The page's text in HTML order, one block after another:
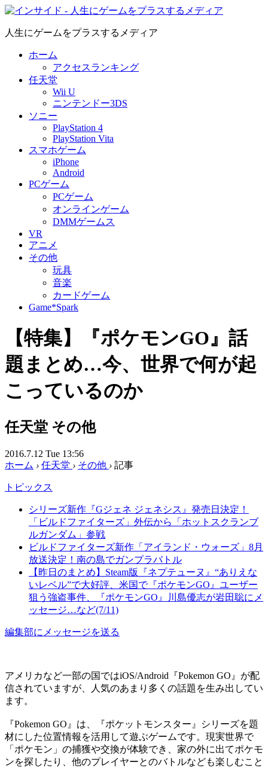
人生にゲームをプラスするメディア
ホーム
アクセスランキング
任天堂
Wii U
ニンテンドー3DS
ソニー
PlayStation 4
PlayStation Vita
スマホゲーム
iPhone
Android
PCゲーム
PCゲーム
オンラインゲーム
DMMゲームス
VR
アニメ
その他
玩具
音楽
カードゲーム
Game*Spark
【特集】『ポケモンGO』話
題まとめ…今、世界で何が起
こっているのか
任天堂 その他
2016.7.12 Tue 13:56
ホーム › 任天堂 › その他 › 記事
トピックス
シリーズ新作『Gジェネ ジェネシス』発売日決定！
「ビルドファイターズ」外伝から「ホットスクランブ
ルガンダム」参戦
ビルドファイターズ新作「アイランド・ウォーズ」8月
放送決定！南の島でガンプラバトル
【昨日のまとめ】Steam版『ネプテューヌ』“ありえな
いレベル”で大好評、米国で『ポケモンGO』ユーザー
狙う強盗事件、『ポケモンGO』川島優志が岩田聡にメ
ッセージ…など(7/11)
編集部にメッセージを送る
アメリカなど一部の国ではiOS/Android『Pokemon GO』が配
信されていますが、人気のあまり多くの話題を生み出してい
ます。
『Pokemon GO』は、『ポケットモンスター』シリーズを題
材にした位置情報を活用して遊ぶゲームです。現実世界で
「ポケモン」の捕獲や交換が体験でき、家の外に出てポケモ
ンを探したり、他のプレイヤーとのバトルなども楽しむこと